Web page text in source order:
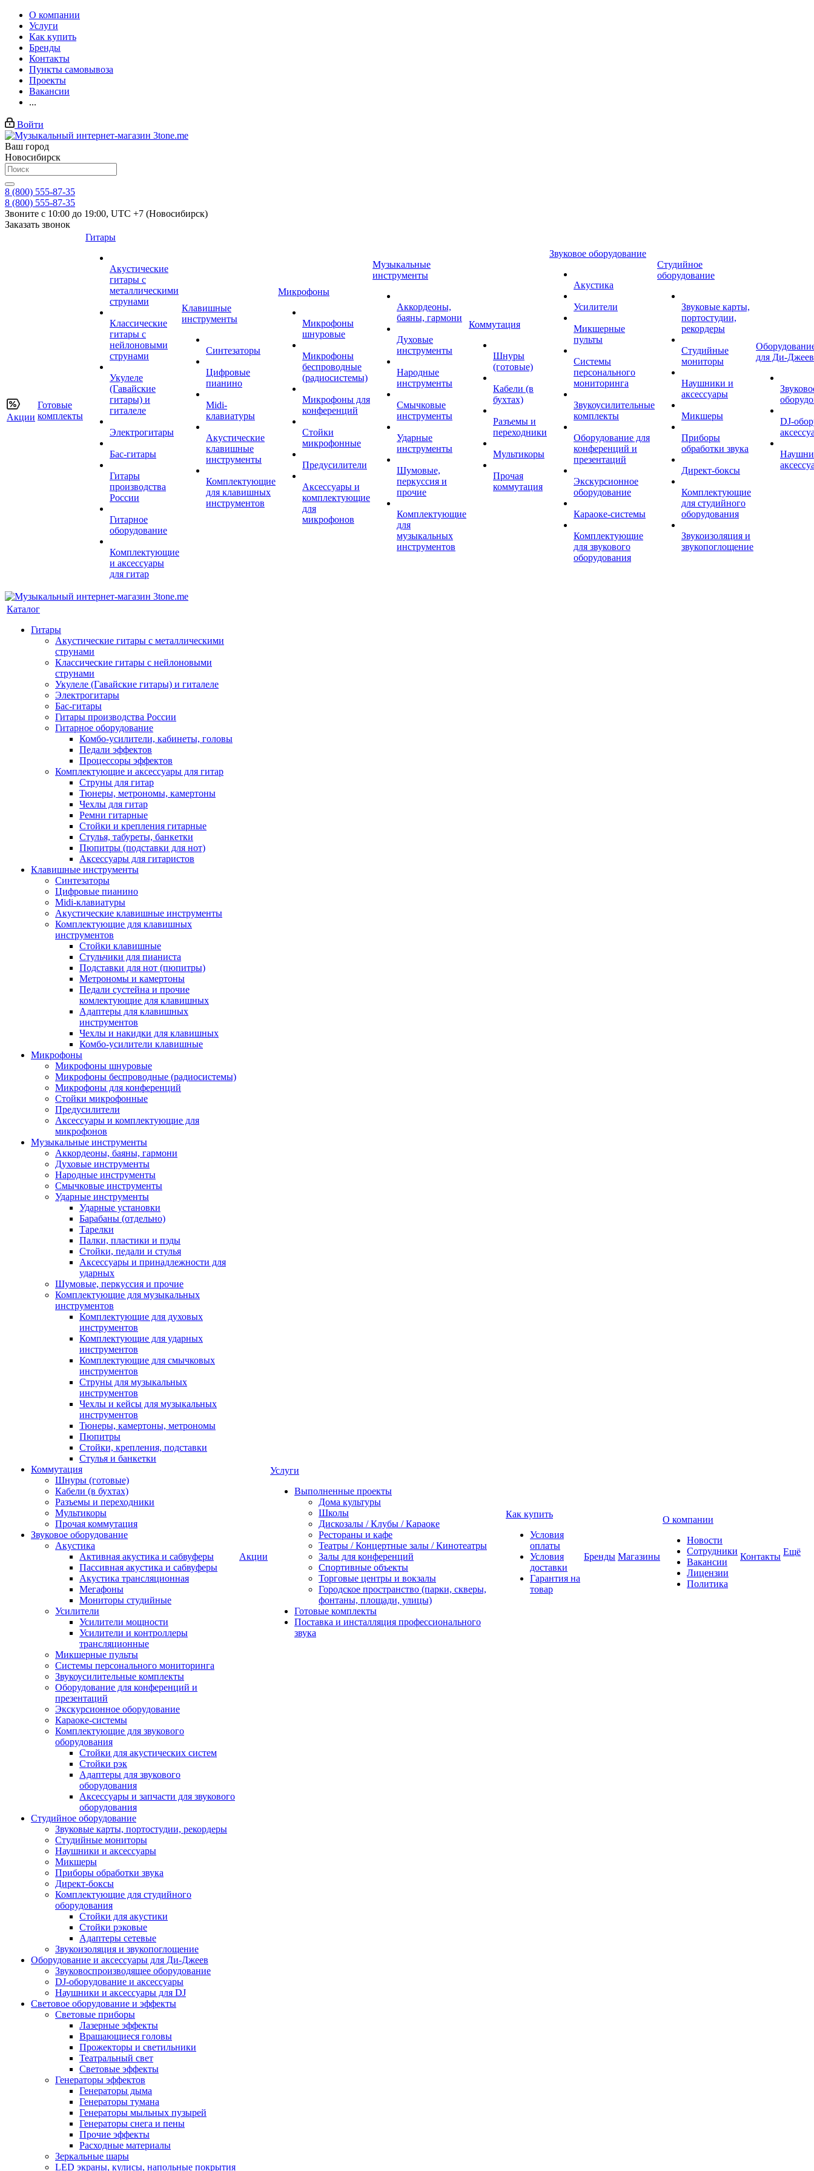
О компании
Услуги
Как купить
Бренды
Контакты
Пункты самовывоза
Проекты
Вакансии
...
Войти
Ваш город
Новосибирск
8 (800) 555-87-35
8 (800) 555-87-35
Звоните с 10:00 до 19:00, UTC +7 (Новосибирск)
Заказать звонок
Акции
Готовые
комплекты
Гитары
Акустические
гитары с
металлическими
струнами
Классические
гитары с
нейлоновыми
струнами
Укулеле
(Гавайские
гитары) и
гиталеле
Электрогитары
Бас-гитары
Гитары
производства
России
Гитарное
оборудование
Комплектующие
и аксессуары
для гитар
Клавишные
инструменты
Синтезаторы
Цифровые
пианино
Midi-
клавиатуры
Акустические
клавишные
инструменты
Комплектующие
для клавишных
инструментов
Микрофоны
Микрофоны
шнуровые
Микрофоны
беспроводные
(радиосистемы)
Микрофоны для
конференций
Стойки
микрофонные
Предусилители
Аксессуары и
комплектующие
для
микрофонов
Музыкальные
инструменты
Аккордеоны,
баяны, гармони
Духовые
инструменты
Народные
инструменты
Смычковые
инструменты
Ударные
инструменты
Шумовые,
перкуссия и
прочие
Комплектующие
для
музыкальных
инструментов
Коммутация
Шнуры
(готовые)
Кабели (в
бухтах)
Разъемы и
переходники
Мультикоры
Прочая
коммутация
Звуковое оборудование
Акустика
Усилители
Микшерные
пульты
Системы
персонального
мониторинга
Звукоусилительные
комплекты
Оборудование для
конференций и
презентаций
Экскурсионное
оборудование
Караоке-системы
Комплектующие
для звукового
оборудования
Студийное
оборудование
Звуковые карты,
портостудии,
рекордеры
Студийные
мониторы
Наушники и
аксессуары
Микшеры
Приборы
обработки звука
Директ-боксы
Комплектующие
для студийного
оборудования
Звукоизоляция и
звукопоглощение
для Ди-Джеев
DJ-
Каталог
Гитары
Акустические гитары с металлическими
струнами
Классические гитары с нейлоновыми
струнами
Укулеле (Гавайские гитары) и гиталеле
Электрогитары
Бас-гитары
Гитары производства России
Гитарное оборудование
Комбо-усилители, кабинеты, головы
Педали эффектов
Процессоры эффектов
Комплектующие и аксессуары для гитар
Струны для гитар
Тюнеры, метрономы, камертоны
Чехлы для гитар
Ремни гитарные
Стойки и крепления гитарные
Стулья, табуреты, банкетки
Пюпитры (подставки для нот)
Аксессуары для гитаристов
Клавишные инструменты
Синтезаторы
Цифровые пианино
Midi-клавиатуры
Акустические клавишные инструменты
Комплектующие для клавишных
инструментов
Стойки клавишные
Стульчики для пианиста
Подставки для нот (пюпитры)
Метрономы и камертоны
Педали сустейна и прочие
комлектующие для клавишных
Адаптеры для клавишных
инструментов
Чехлы и накидки для клавишных
Комбо-усилители клавишные
Микрофоны
Микрофоны шнуровые
Микрофоны беспроводные (радиосистемы)
Микрофоны для конференций
Стойки микрофонные
Предусилители
Аксессуары и комплектующие для
микрофонов
Музыкальные инструменты
Аккордеоны, баяны, гармони
Духовые инструменты
Народные инструменты
Смычковые инструменты
Ударные инструменты
Ударные установки
Барабаны (отдельно)
Тарелки
Палки, пластики и пэды
Стойки, педали и стулья
Аксессуары и принадлежности для
ударных
Шумовые, перкуссия и прочие
Комплектующие для музыкальных
инструментов
Комплектующие для духовых
инструментов
Комплектующие для ударных
инструментов
Комплектующие для смычковых
инструментов
Струны для музыкальных
инструментов
Чехлы и кейсы для музыкальных
инструментов
Тюнеры, камертоны, метрономы
Пюпитры
Стойки, крепления, подставки
Стулья и банкетки
Коммутация
Шнуры (готовые)
Кабели (в бухтах)
Разъемы и переходники
Мультикоры
Прочая коммутация
Звуковое оборудование
Акустика
Активная акустика и сабвуферы
Пассивная акустика и сабвуферы
Акустика трансляционная
Мегафоны
Мониторы студийные
Усилители
Усилители мощности
Усилители и контроллеры
трансляционные
Микшерные пульты
Системы персонального мониторинга
Звукоусилительные комплекты
Оборудование для конференций и
презентаций
Экскурсионное оборудование
Караоке-системы
Комплектующие для звукового
оборудования
Стойки для акустических систем
Стойки рэк
Адаптеры для звукового
оборудования
Аксессуары и запчасти для звукового
оборудования
Студийное оборудование
Звуковые карты, портостудии, рекордеры
Студийные мониторы
Наушники и аксессуары
Микшеры
Приборы обработки звука
Директ-боксы
Комплектующие для студийного
оборудования
Стойки для акустики
Стойки рэковые
Адаптеры сетевые
Звукоизоляция и звукопоглощение
Оборудование и аксессуары для Ди-Джеев
Звуковоспроизводящее оборудование
DJ-оборудование и аксессуары
Наушники и аксессуары для DJ
Световое оборудование и эффекты
Световые приборы
Лазерные эффекты
Вращающиеся головы
Прожекторы и светильники
Театральный свет
Световые эффекты
Генераторы эффектов
Генераторы дыма
Генераторы тумана
Генераторы мыльных пузырей
Генераторы снега и пены
Прочие эффекты
Расходные материалы
Зеркальные шары
LED экраны, кулисы, напольные покрытия
Акции
Услуги
Выполненные проекты
Дома культуры
Школы
Дискозалы / Клубы / Караоке
Рестораны и кафе
Театры / Концертные залы / Кинотеатры
Залы для конференций
Спортивные объекты
Торговые центры и вокзалы
Городское пространство (парки, скверы,
фонтаны, площади, улицы)
Готовые комплекты
Поставка и инсталляция профессионального
звука
Как купить
Условия
оплаты
Условия
доставки
Гарантия на
товар
Бренды Магазины
О компании
Новости
Сотрудники
Вакансии
Лицензии
Политика
Контакты Ещё